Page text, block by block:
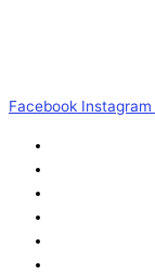
Facebook Instagram